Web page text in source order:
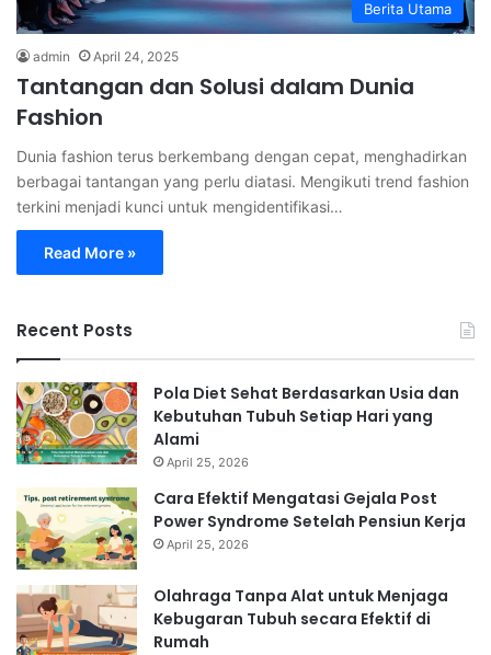
Berita Utama
admin April 24, 2025
Tantangan dan Solusi dalam Dunia
Fashion
Dunia fashion terus berkembang dengan cepat, menghadirkan
berbagai tantangan yang perlu diatasi. Mengikuti trend fashion
terkini menjadi kunci untuk mengidentifikasi…
Read More »
Recent Posts
Pola Diet Sehat Berdasarkan Usia dan
Kebutuhan Tubuh Setiap Hari yang
Alami
April 25, 2026
Cara Efektif Mengatasi Gejala Post
Power Syndrome Setelah Pensiun Kerja
April 25, 2026
Olahraga Tanpa Alat untuk Menjaga
Kebugaran Tubuh secara Efektif di
Rumah